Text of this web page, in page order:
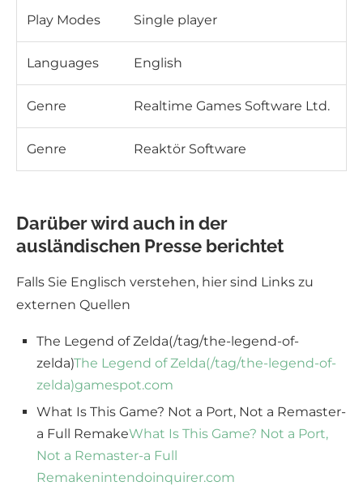
Play Modes Single player
Languages English
Genre Realtime Games Software Ltd.
Genre Reaktör Software
Darüber wird auch in der
ausländischen Presse berichtet
Falls Sie Englisch verstehen, hier sind Links zu
externen Quellen
The Legend of Zelda(/tag/the-legend-of-
zelda)The Legend of Zelda(/tag/the-legend-of-
zelda)gamespot.com
What Is This Game? Not a Port, Not a Remaster-
a Full RemakeWhat Is This Game? Not a Port,
Not a Remaster-a Full
Remakenintendoinquirer.com